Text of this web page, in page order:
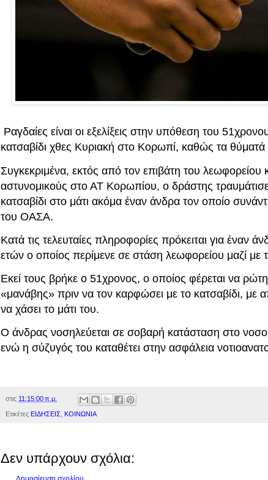
Ραγδαίες είναι οι εξελίξεις στην υπόθεση του
κατσαβίδι χθες Κυριακή στο Κορωπί, καθώς τα θύματά
Συγκεκριμένα, εκτός από τον επιβάτη του λεωφορείου
αστυνομικούς στο ΑΤ Κορωπίου, ο δράστης
κατσαβίδι στο μάτι ακόμα έναν άνδρα τον οποίο
του ΟΑΣΑ.
Κατά τις τελευταίες πληροφορίες πρόκειται για έναν
ετών ο οποίος περίμενε σε στάση λεωφορείου μαζί με
Εκεί τους βρήκε ο 51χρονος, ο οποίος φέρεται να
«μανάβης» πριν να τον καρφώσει με το κατσαβίδι, με
να χάσει το μάτι του.
Ο άνδρας νοσηλεύεται σε σοβαρή κατάσταση στο
ενώ η σύζυγός του καταθέτει στην ασφάλεια
στις 11:15:00 π.μ.
Ετικέτες ΕΙΔΗΣΕΙΣ ΚΟΙΝΩΝΙΑ
Δεν υπάρχουν σχόλια: